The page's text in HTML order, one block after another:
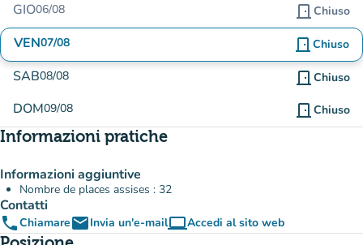
GIO06/08 door_front Chiuso
VEN07/08 door_front Chiuso
SAB08/08 door_front Chiuso
DOM09/08 door_front Chiuso
Informazioni pratiche
Informazioni aggiuntive
Nombre de places assises : 32
Contatti
phoneChiamareemailInvia un'e-mailcomputerAccedi al sito web
(nuova scheda)